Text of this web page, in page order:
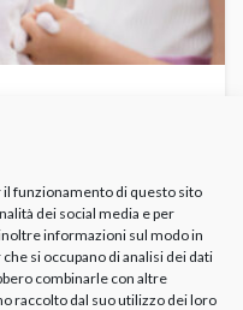
funzionamento di questo sito
dei social media e per
informazioni sul modo in
si occupano di analisi dei dati
combinarle con altre
raccolto dal suo utilizzo dei loro
ai sacramenti. Tra gli
moltissimi giovani, c’è